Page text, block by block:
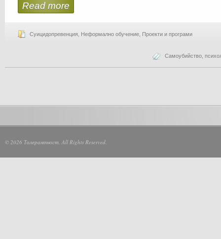
Read more
Суицидопревенция Неформално обучение Проекти и програми
Самоубийство
© 2026 Толерантност. All Rights Reserved.